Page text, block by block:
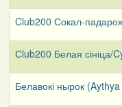
Club200 Сокал-
Сlub200 Белая сініца/
Белавокі нырок